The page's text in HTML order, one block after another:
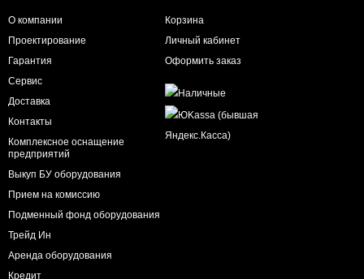
О компании
Проектирование
Гарантия
Сервис
Доставка
Контакты
Комплексное оснащение
предприятий
Выкуп БУ оборудования
Прием на комиссию
Подменный фонд оборудования
Трейд Ин
Аренда оборудования
Кредит
Корзина
Личный кабинет
Оформить заказ